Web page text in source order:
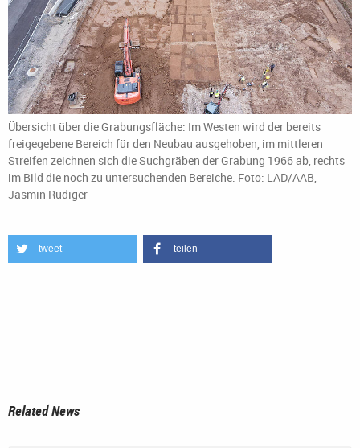
Übersicht über die Grabungsfläche: Im Westen wird der bereits
freigegebene Bereich für den Neubau ausgehoben, im mittleren
Streifen zeichnen sich die Suchgräben der Grabung 1966 ab, rechts
im Bild die noch zu untersuchenden Bereiche. Foto: LAD/AAB,
Jasmin Rüdiger
tweet teilen
Related News